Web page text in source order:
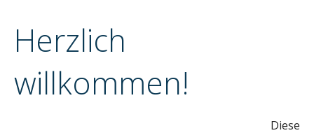
Herzlich
willkommen!
Diese